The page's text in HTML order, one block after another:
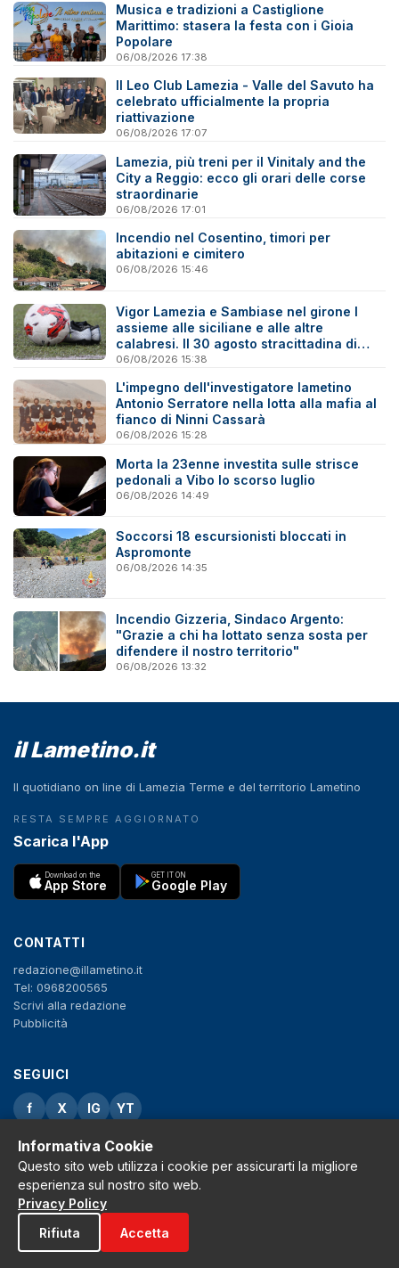
Musica e tradizioni a Castiglione
Marittimo: stasera la festa con i Gioia
Popolare
06/08/2026 17:38
Il Leo Club Lamezia - Valle del Savuto ha
celebrato ufficialmente la propria
riattivazione
06/08/2026 17:07
Lamezia, più treni per il Vinitaly and the
City a Reggio: ecco gli orari delle corse
straordinarie
06/08/2026 17:01
Incendio nel Cosentino, timori per
abitazioni e cimitero
06/08/2026 15:46
Vigor Lamezia e Sambiase nel girone I
assieme alle siciliane e alle altre
calabresi. Il 30 agosto stracittadina di
Coppa Italia
06/08/2026 15:38
L'impegno dell'investigatore lametino
Antonio Serratore nella lotta alla mafia al
fianco di Ninni Cassarà
06/08/2026 15:28
Morta la 23enne investita sulle strisce
pedonali a Vibo lo scorso luglio
06/08/2026 14:49
Soccorsi 18 escursionisti bloccati in
Aspromonte
06/08/2026 14:35
Incendio Gizzeria, Sindaco Argento:
"Grazie a chi ha lottato senza sosta per
difendere il nostro territorio"
06/08/2026 13:32
il Lametino.it
Il quotidiano on line di Lamezia Terme e del territorio Lametino
RESTA SEMPRE AGGIORNATO
Scarica l'App
Download on the
App Store
GET IT ON
Google Play
CONTATTI
redazione@illametino.it
Tel: 0968200565
Scrivi alla redazione
Pubblicità
SEGUICI
f X IG YT
Privacy Policy
Cookie Policy
Note legali
La Redazione
© 2026 Grh s.r.l. - P.iva 02650550797 - Tutti i diritti sono riservati
Informativa Cookie
Questo sito web utilizza i cookie per assicurarti la migliore
esperienza sul nostro sito web.
Privacy Policy
Rifiuta
Accetta